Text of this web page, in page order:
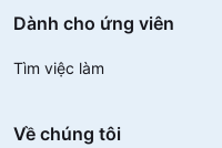
Dành cho ứng viên
Tìm việc làm
Về chúng tôi